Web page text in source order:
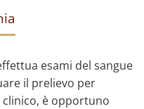
esami del sangue
il prelievo per
è opportuno